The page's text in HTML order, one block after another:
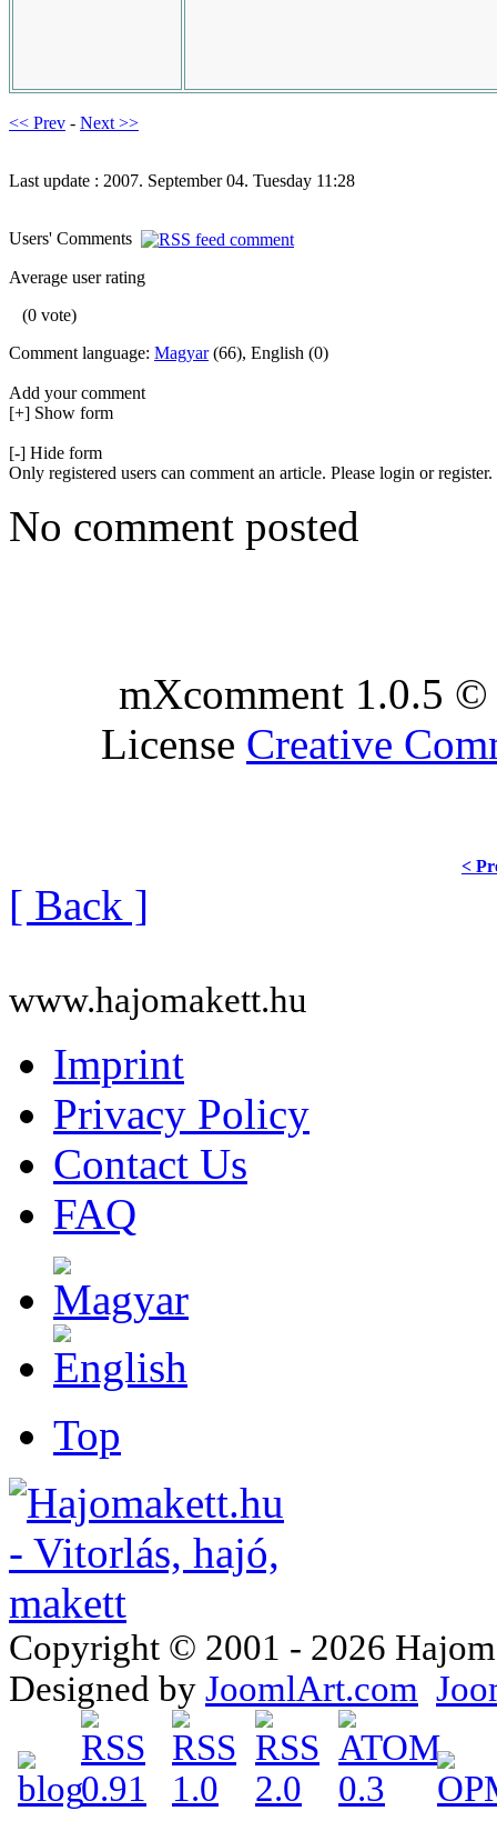
<< Prev - Next >>
Last update : 2007. September 04. Tuesday 11:28
Users' Comments
Average user rating
(0 vote)
Comment language: Magyar(66), English (0)
Add your comment
[+] Show form
[-] Hide form
Only registered users can comment an article. Please login or register.
No comment posted
mXcomment 1.0.5
License Creative
<
[ Back ]
www.hajomakett.hu
Imprint
Privacy Policy
Contact Us
FAQ
Top
Copyright © 2001 - 2026
Designed by JoomlArt.com